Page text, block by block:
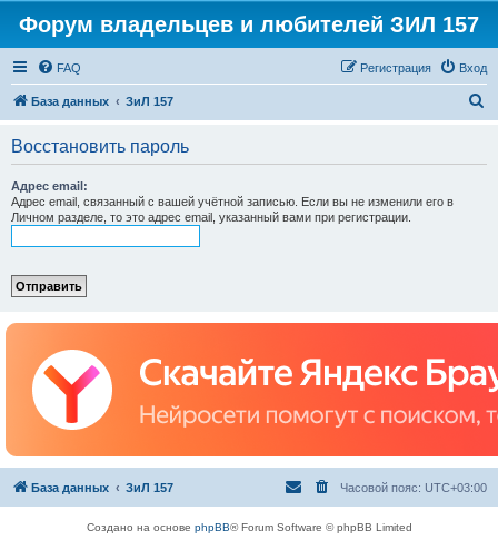
Форум владельцев и любителей ЗИЛ 157
FAQ Вход
Регистрация
База данных ЗиЛ 157
Восстановить пароль
Адрес email:
Адрес email, связанный с вашей учётной записью. Если вы не изменили его в
Личном разделе, то это адрес email, указанный вами при регистрации.
База данных ЗиЛ 157 Часовой пояс: UTC+03:00
Создано на основе phpBB® Forum Software © phpBB Limited